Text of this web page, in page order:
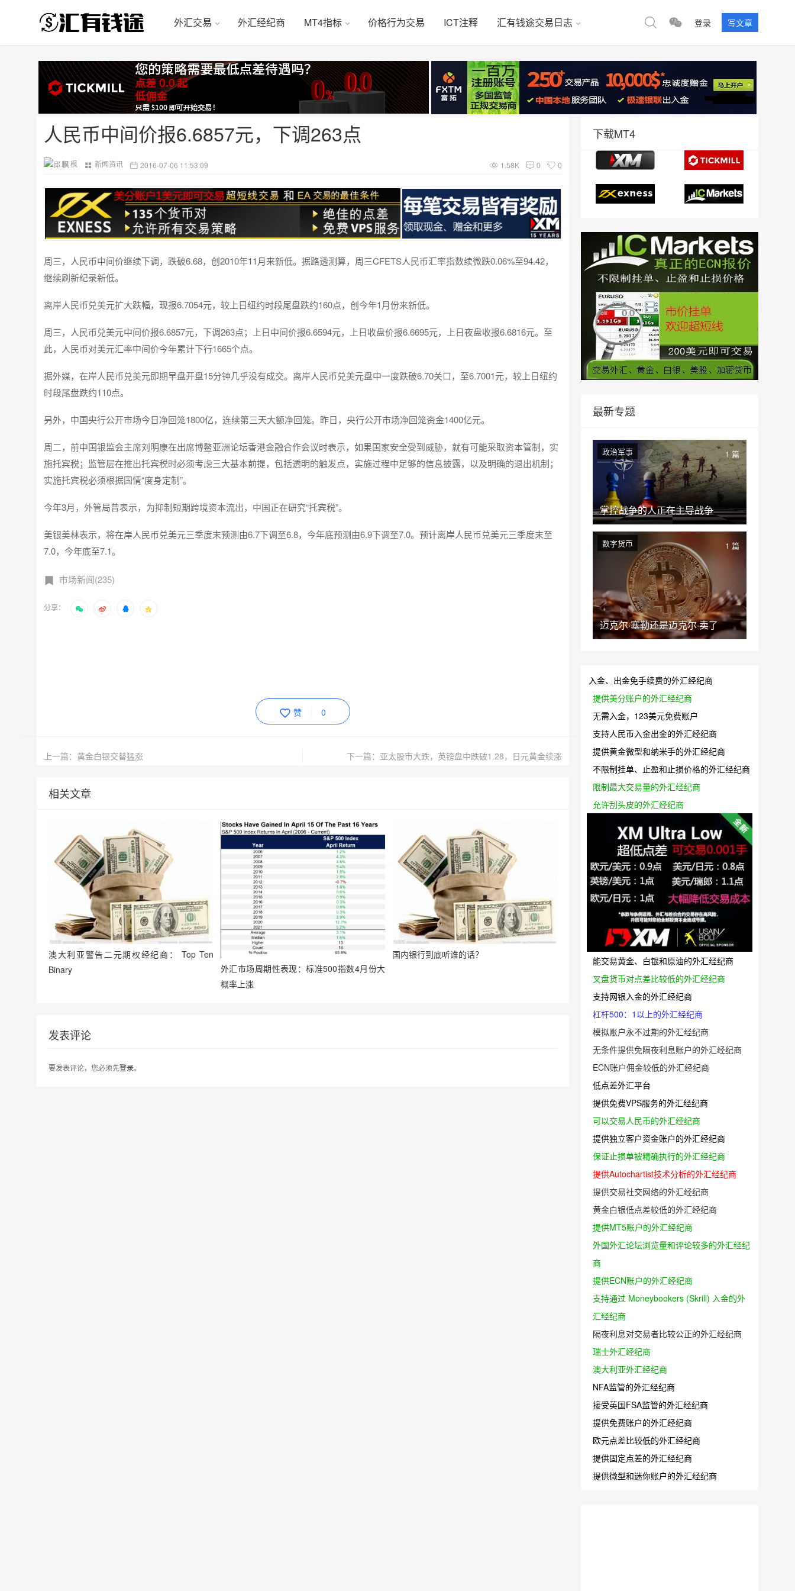
外汇交易 外汇经纪商 MT4指标 价格行为交易 ICT注释 汇有钱途交易日志 登录 写文章
人民币中间价报6.6857元，下调263点
邱 枫 新闻资讯 2016-07-06 11:53:09 1.58K 0 0
周三，人民币中间价继续下调，跌破6.68，创2010年11月来新低。据路透测算，周三CFETS人民币汇率指数续微跌0.06%至94.42，
继续刷新纪录新低。
离岸人民币兑美元扩大跌幅，现报6.7054元，较上日纽约时段尾盘跌约160点，创今年1月份来新低。
周三，人民币兑美元中间价报6.6857元，下调263点；上日中间价报6.6594元，上日收盘价报6.6695元，上日夜盘收报6.6816元。至
此，人民币对美元汇率中间价今年累计下行1665个点。
据外媒，在岸人民币兑美元即期早盘开盘15分钟几乎没有成交。离岸人民币兑美元盘中一度跌破6.70关口，至6.7001元，较上日纽约
时段尾盘跌约110点。
另外，中国央行公开市场今日净回笼1800亿，连续第三天大额净回笼。昨日，央行公开市场净回笼资金1400亿元。
周二，前中国银监会主席刘明康在出席博鳌亚洲论坛香港金融合作会议时表示，如果国家安全受到威胁，就有可能采取资本管制，实
施托宾税；监管层在推出托宾税时必须考虑三大基本前提，包括透明的触发点，实施过程中足够的信息披露，以及明确的退出机制；
实施托宾税必须根据国情“度身定制”。
今年3月，外管局曾表示，为抑制短期跨境资本流出，中国正在研究“托宾税”。
美银美林表示，将在岸人民币兑美元三季度末预测由6.7下调至6.8，今年底预测由6.9下调至7.0。预计离岸人民币兑美元三季度末至
7.0，今年底至7.1。
市场新闻(235)
分享：
赞 0
上一篇：黄金白银交替猛涨 下一篇：亚太股市大跌，英镑盘中跌破1.28，日元黄金续涨
相关文章
澳大利亚警告二元期权经纪商： Top Ten
Binary
外汇市场周期性表现：标准500指数4月份大
概率上涨
国内银行到底听谁的话？
发表评论
要发表评论，您必须先登录。
下载MT4
最新专题
掌控战争的人正在主导战争
政治军事 1 篇
迈克尔·塞勒还是迈克尔·卖了
数字货币 1 篇
入金、出金免手续费的外汇经纪商
提供美分账户的外汇经纪商
无需入金，123美元免费账户
支持人民币入金出金的外汇经纪商
提供黄金微型和纳米手的外汇经纪商
不限制挂单、止盈和止损价格的外汇经纪商
限制最大交易量的外汇经纪商
允许刮头皮的外汇经纪商
能交易黄金、白银和原油的外汇经纪商
叉盘货币对点差比较低的外汇经纪商
支持网银入金的外汇经纪商
杠杆500：1以上的外汇经纪商
模拟账户永不过期的外汇经纪商
无条件提供免隔夜利息账户的外汇经纪商
ECN账户佣金较低的外汇经纪商
低点差外汇平台
提供免费VPS服务的外汇经纪商
可以交易人民币的外汇经纪商
提供独立客户资金账户的外汇经纪商
保证止损单被精确执行的外汇经纪商
提供Autochartist技术分析的外汇经纪商
提供交易社交网络的外汇经纪商
黄金白银低点差较低的外汇经纪商
提供MT5账户的外汇经纪商
外国外汇论坛浏览量和评论较多的外汇经纪
商
提供ECN账户的外汇经纪商
支持通过 Moneybookers (Skrill) 入金的外
汇经纪商
隔夜利息对交易者比较公正的外汇经纪商
瑞士外汇经纪商
澳大利亚外汇经纪商
NFA监管的外汇经纪商
接受英国FSA监管的外汇经纪商
提供免费账户的外汇经纪商
欧元点差比较低的外汇经纪商
提供固定点差的外汇经纪商
提供微型和迷你账户的外汇经纪商